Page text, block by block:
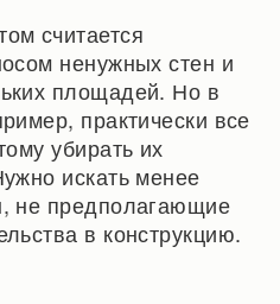
считается
ненужных стен и
площадей. Но в
практически все
убирать их
искать менее
не предполагающие
в конструкцию.